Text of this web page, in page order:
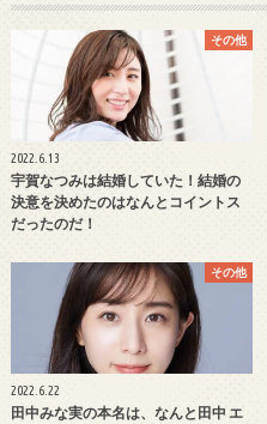
その他
2022.6.13
宇賀なつみは結婚していた！結婚の
決意を決めたのはなんとコイントス
だったのだ！
その他
2022.6.22
田中みな実の本名は、なんと田中 エ